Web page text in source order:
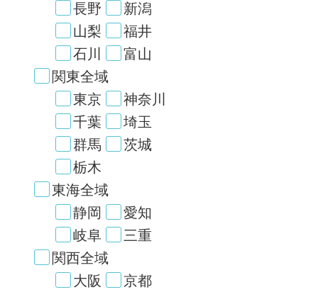
長野
新潟
山梨
福井
石川
富山
関東全域
東京
神奈川
千葉
埼玉
群馬
茨城
栃木
東海全域
静岡
愛知
岐阜
三重
関西全域
大阪
京都